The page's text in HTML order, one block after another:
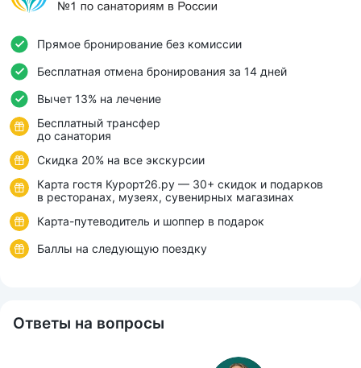
Прямое бронирование без комиссии
Бесплатная отмена бронирования за 14 дней
Вычет 13% на лечение
Бесплатный трансфер
до санатория
Скидка 20% на все экскурсии
Карта гостя Курорт26.ру — 30+ скидок и подарков
в ресторанах, музеях, сувенирных магазинах
Карта-путеводитель и шоппер в подарок
Баллы на следующую поездку
Ответы на вопросы